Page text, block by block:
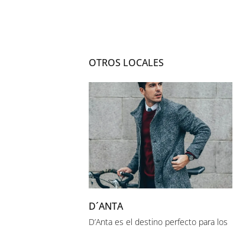
OTROS LOCALES
D´ANTA
D’Anta es el destino perfecto para los